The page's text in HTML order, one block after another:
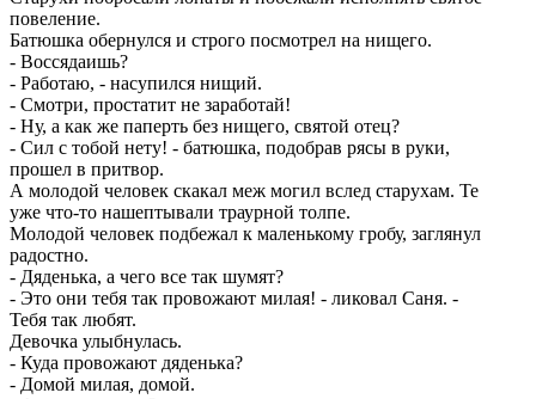
повеление.
Батюшка обернулся и строго посмотрел на нищего.
- Воссядаишь?
- Работаю, - насупился нищий.
- Смотри, простатит не заработай!
- Ну, а как же паперть без нищего, святой отец?
- Сил с тобой нету! - батюшка, подобрав рясы в руки,
прошел в притвор.
А молодой человек скакал меж могил вслед старухам. Те
уже что-то нашептывали траурной толпе.
Молодой человек подбежал к маленькому гробу, заглянул
радостно.
- Дяденька, а чего все так шумят?
- Это они тебя так провожают милая! - ликовал Саня. -
Тебя так любят.
Девочка улыбнулась.
- Куда провожают дяденька?
- Домой милая, домой.